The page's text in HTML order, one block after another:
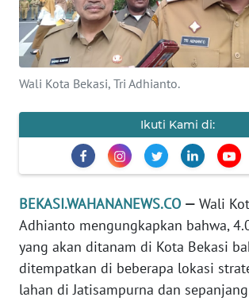
Wali Kota Bekasi, Tri Adhianto.
Ikuti Kami di:
BEKASI.WAHANANEWS.CO — Wali
Adhianto mengungkapkan bahwa,
yang akan ditanam di Kota Bekasi
ditempatkan di beberapa lokasi
lahan di Jatisampurna dan
KONTAK
KAMI
INFO
TENTANG
PEDOMAN
SIBER
REDAKSI